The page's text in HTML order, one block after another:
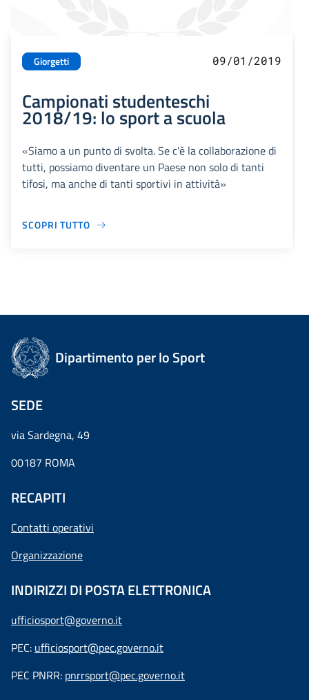
Giorgetti 09/01/2019
Campionati studenteschi
2018/19: lo sport a scuola
«Siamo a un punto di svolta. Se c'è la collaborazione di
tutti, possiamo diventare un Paese non solo di tanti
tifosi, ma anche di tanti sportivi in attività»
SCOPRI TUTTO
Dipartimento per lo Sport
SEDE
via Sardegna, 49
00187 ROMA
RECAPITI
Contatti operativi
Organizzazione
INDIRIZZI DI POSTA ELETTRONICA
ufficiosport@governo.it
PEC: ufficiosport@pec.governo.it
PEC PNRR: pnrrsport@pec.governo.it